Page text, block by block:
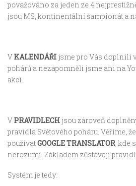
považováno za jeden ze 4
jsou MS, kontinentální šampionát a
V KALENDÁŘI jsme pro Vás doplnili
pohárů a nezapomněli jsme ani na
akcí.
V PRAVIDLECH jsou zároveň
pravidla Světového poháru. Věříme,
používatGOOGLE TRANSLATOR , kde
nerozumí. Základem zůstávají
Systém je tedy: